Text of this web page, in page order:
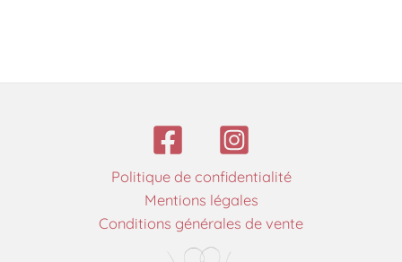
Politique de confidentialité
Mentions légales
Conditions générales de vente